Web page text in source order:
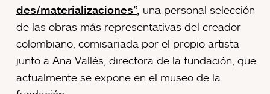
des/materializaciones”, una personal selección
de las obras más representativas del creador
colombiano, comisariada por el propio artista
junto a Ana Vallés, directora de la fundación, que
actualmente se expone en el museo de la